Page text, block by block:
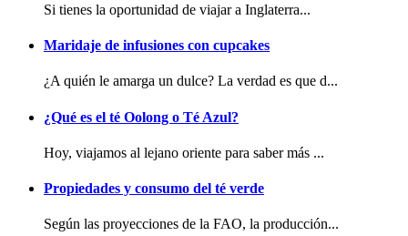
Si tienes la oportunidad de viajar a Inglaterra...
Maridaje de infusiones con cupcakes
¿A quién le amarga un dulce? La verdad es que d...
¿Qué es el té Oolong o Té Azul?
Hoy, viajamos al lejano oriente para saber más ...
Propiedades y consumo del té verde
Según las proyecciones de la FAO, la producción...